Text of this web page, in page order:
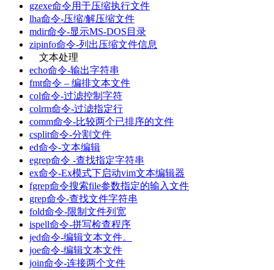
gzexe命令用于压缩执行文件
lha命令-压缩/解压缩文件
mdir命令-显示MS-DOS目录
zipinfo命令-列出压缩文件信息
文本处理
echo命令-输出字符串
fmt命令 – 编排文本文件
col命令-过滤控制字符
colrm命令-过滤指定行
comm命令-比较两个已排序的文件
csplit命令-分割文件
ed命令-文本编辑
egrep命令 -查找指定字符串
ex命令-Ex模式下启动vim文本编辑器
fgrep命令搜索file参数指定的输入文件
grep命令-查找文件字符串
fold命令-限制文件列宽
ispell命令-拼写检查程序
jed命令-编辑文本文件。
joe命令-编辑文本文件
join命令-连接两个文件